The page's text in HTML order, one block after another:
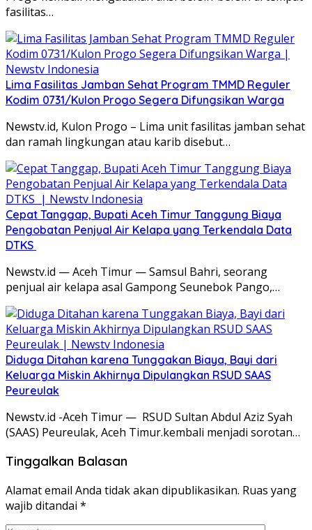
fasilitas…
Lima Fasilitas Jamban Sehat Program TMMD Reguler
Kodim 0731/Kulon Progo Segera Difungsikan Warga
Newstv.id, Kulon Progo – Lima unit fasilitas jamban sehat
dan ramah lingkungan atau karib disebut…
Cepat Tanggap, Bupati Aceh Timur Tanggung Biaya
Pengobatan Penjual Air Kelapa yang Terkendala Data
DTKS ‎
Newstv.id — Aceh Timur — Samsul Bahri, seorang
penjual air kelapa asal Gampong Seunebok Pango,…
Diduga Ditahan karena Tunggakan Biaya, Bayi dari
Keluarga Miskin Akhirnya Dipulangkan RSUD SAAS
Peureulak
Newstv.id -Aceh Timur — RSUD Sultan Abdul Aziz Syah
(SAAS) Peureulak, Aceh Timur.kembali menjadi sorotan…
Tinggalkan Balasan
Alamat email Anda tidak akan dipublikasikan. Ruas yang
wajib ditandai *